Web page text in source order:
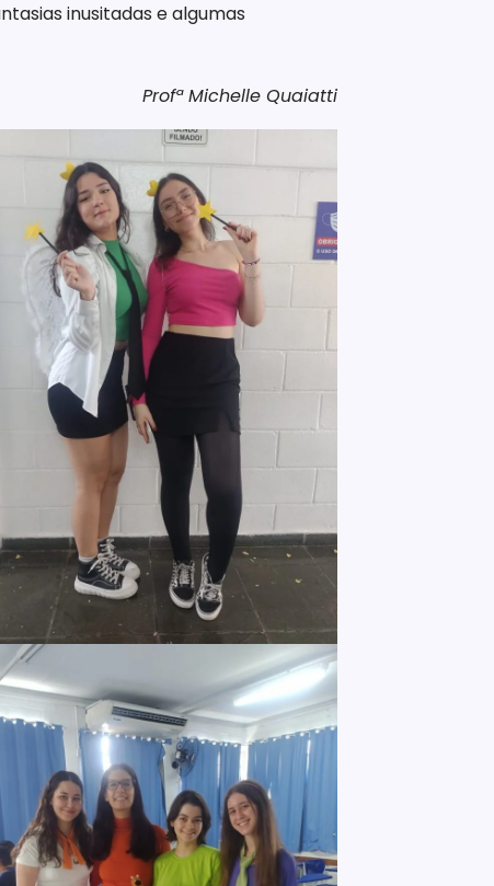
inusitadas e algumas
Profª Michelle Quaiatti